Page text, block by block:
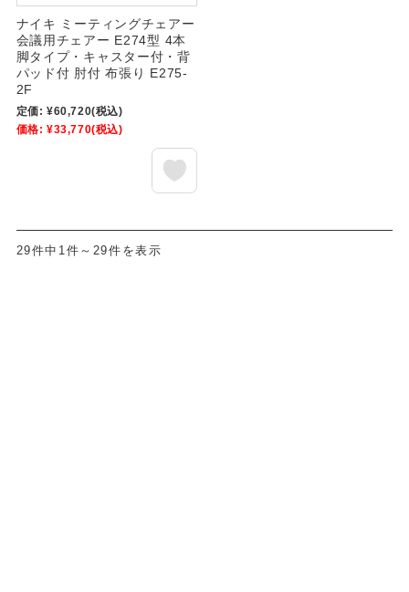
ナイキ ミーティングチェアー
会議用チェアー E274型 4本
脚タイプ・キャスター付・背
パッド付 肘付 布張り E275-
2F
定価: ¥60,720(税込)
価格: ¥33,770(税込)
29件中1件～29件を表示